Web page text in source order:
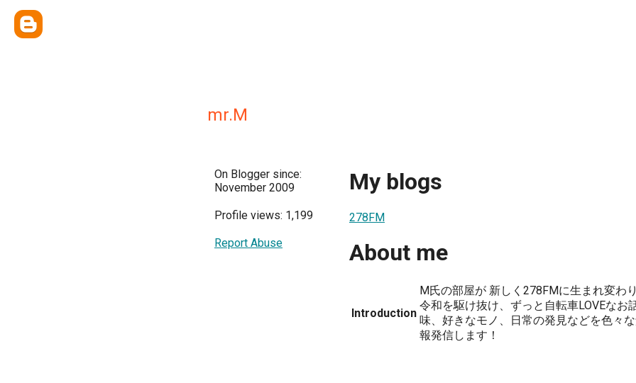
mr.M
On Blogger since:
November 2009
Profile views: 1,199
Report Abuse
My blogs
278FM
About me
Introduction
M氏の部屋が 新しく278FMに生まれ変わ
令和を駆け抜け、ずっと自転車LOVEなお
味、好きなモノ、日常の発見などを色々
報発信します！